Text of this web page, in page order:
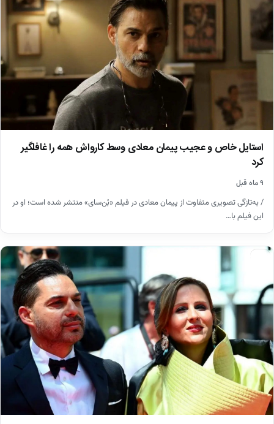
استایل خاص و عجیب پیمان معادی وسط کارواش همه را غافلگیر
کرد
۹ ماه قبل
/ به‌تازگی تصویری متفاوت از پیمان معادی در فیلم «بُن‌سای» منتشر شده است؛ او در
این فیلم با…